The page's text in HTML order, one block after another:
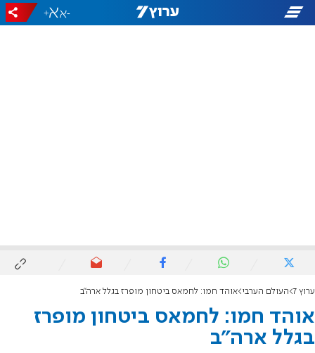
-
+
ערוץ 7 העולם הערבי אוהד חמו: לחמאס ביטחון מופרז בגלל ארה"ב
אוהד חמו: לחמאס ביטחון מופרז
בגלל ארה"ב